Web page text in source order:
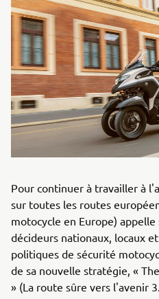
Pour continuer à travailler à
sur toutes les routes
motocycle en Europe)
décideurs nationaux, locaux
politiques de sécurité
de sa nouvelle stratégie, «
» (La route sûre vers l'avenir